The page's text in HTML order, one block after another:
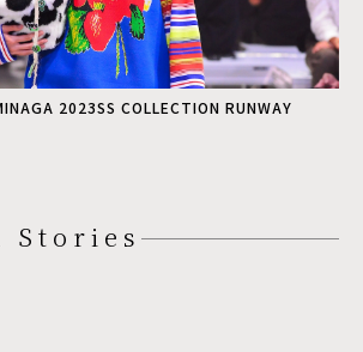
2023SS COLLECTION RUNWAY
Stories